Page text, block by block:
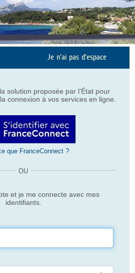
Je n'ai pas d'espace
solution proposée par l’État pour
connexion à vos services en ligne.
que FranceConnect ?
OU
et je me connecte avec mes
identifiants.